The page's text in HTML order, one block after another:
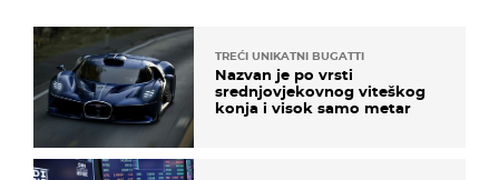
TREĆI UNIKATNI BUGATTI
Nazvan je po vrsti
srednjovjekovnog viteškog
konja i visok samo metar